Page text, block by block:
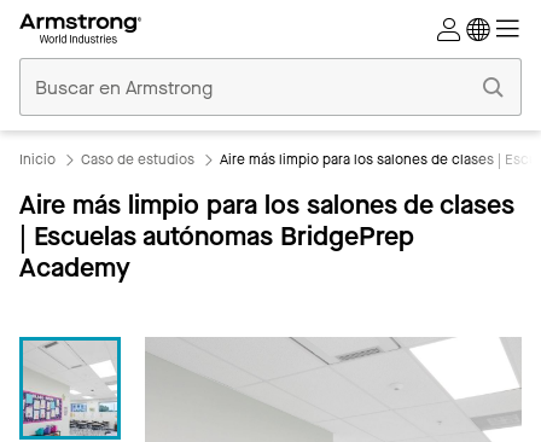
Comerciales
Inicio
Inicio Caso de estudios Aire más limpio para los salones de clases |
Aire más limpio para los salones de clases
| Escuelas autónomas BridgePrep
Academy